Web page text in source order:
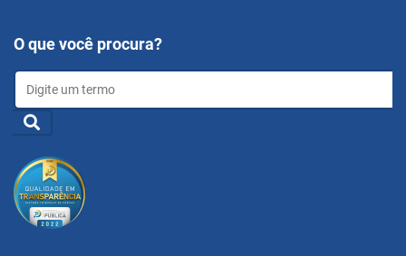
O que você procura?